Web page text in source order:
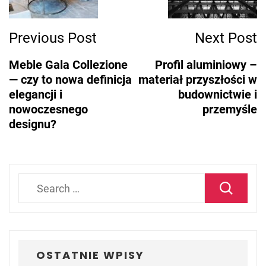
Previous Post
Meble Gala Collezione
— czy to nowa definicja
elegancji i
nowoczesnego
designu?
Next Post
Profil aluminiowy –
materiał przyszłości w
budownictwie i
przemyśle
OSTATNIE WPISY